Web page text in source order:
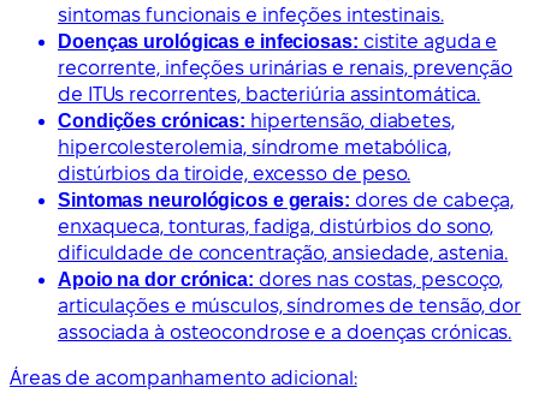
sintomas funcionais e infeções intestinais.
Doenças urológicas e infeciosas: cistite aguda e
recorrente, infeções urinárias e renais, prevenção
de ITUs recorrentes, bacteriúria assintomática.
Condições crónicas: hipertensão, diabetes,
hipercolesterolemia, síndrome metabólica,
distúrbios da tiroide, excesso de peso.
Sintomas neurológicos e gerais: dores de cabeça,
enxaqueca, tonturas, fadiga, distúrbios do sono,
dificuldade de concentração, ansiedade, astenia.
Apoio na dor crónica: dores nas costas, pescoço,
articulações e músculos, síndromes de tensão, dor
associada à osteocondrose e a doenças crónicas.
Áreas de acompanhamento adicional: